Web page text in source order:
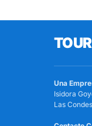
Una
Isidora
Las